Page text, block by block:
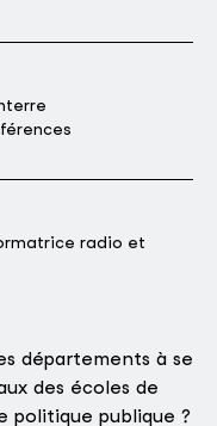
radio et
départements à se
des écoles de
politique publique ?